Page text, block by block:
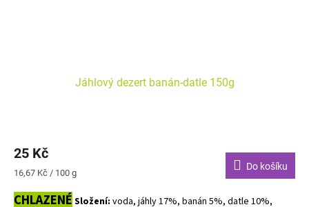
Jáhlový dezert banán-datle 150g
25 Kč
Měrná
16,67 Kč / 100 g
Do košíku
CHLAZENÉ Složení: voda, jáhly 17%, banán 5%, datle 10%,